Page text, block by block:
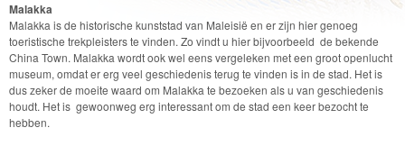
Malakka
Malakka is de historische kunststad van Maleisië en er zijn hier genoeg
toeristische trekpleisters te vinden. Zo vindt u hier bijvoorbeeld de bekende
China Town. Malakka wordt ook wel eens vergeleken met een groot openlucht
museum, omdat er erg veel geschiedenis terug te vinden is in de stad. Het is
dus zeker de moeite waard om Malakka te bezoeken als u van geschiedenis
houdt. Het is gewoonweg erg interessant om de stad een keer bezocht te
hebben.